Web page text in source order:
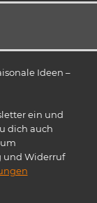
Ideen –
ein und
dich auch
und Widerruf